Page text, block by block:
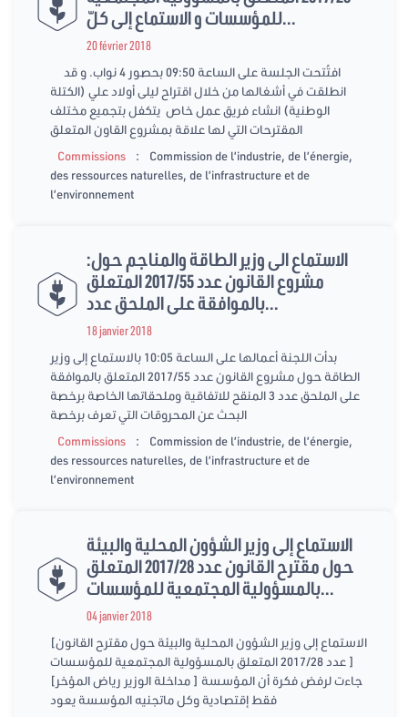
للمؤسسات و الاستماع إلى كلّ...
20 février 2018
انطلقت في أشغالها من خلال اقتراح ليلى أولاد علي (الكتلة
الوطنية) انشاء فريق عمل خاص يتكفل بتجميع مختلف
المقترحات التي لها علاقة بمشروع القاون المتعلق
Commissions
:
Commission de l’industrie, de l’énergie,
des ressources naturelles, de l’infrastructure et de
l’environnement
الاستماع الى وزير الطاقة والمناجم حول:
مشروع القانون عدد 2017/55 المتعلق
بالموافقة على الملحق عدد...
18 janvier 2018
بدأت اللجنة أعمالها على الساعة 10:05 بالاستماع إلى وزير
الطاقة حول مشروع القانون عدد 2017/55 المتعلق بالموافقة
على الملحق عدد 3 المنقح للاتفاقية وملحقاتها الخاصة برخصة
البحث عن المحروقات التي تعرف برخصة
Commissions
:
Commission de l’industrie, de l’énergie,
des ressources naturelles, de l’infrastructure et de
l’environnement
اﻻستماع إلى وزير الشؤون المحلية والبيئة
حول مقترح القانون عدد 2017/28 المتعلق
بالمسؤولية المجتمعية للمؤسسات...
04 janvier 2018
[اﻻستماع إلى وزير الشؤون المحلية والبيئة حول مقترح القانون
عدد 2017/28 المتعلق بالمسؤولية المجتمعية للمؤسسات ]
[مداخلة الوزير رياض المؤخر ] جاءت لرفض فكرة أن المؤسسة
فقط إقتصادية وكل ماتجنيه المؤسسة يعود